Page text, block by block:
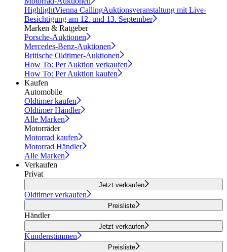
HighlightVienna CallingAuktionsveranstaltung mit Live-
Besichtigung am 12. und 13. September
Marken & Ratgeber
Porsche-Auktionen
Mercedes-Benz-Auktionen
Britische Oldtimer-Auktionen
How To: Per Auktion verkaufen
How To: Per Auktion kaufen
Kaufen
Automobile
Oldtimer kaufen
Oldtimer Händler
Alle Marken
Motorräder
Motorrad kaufen
Motorrad Händler
Alle Marken
Verkaufen
Privat
Jetzt verkaufen
Oldtimer verkaufen
Preisliste
Händler
Jetzt verkaufen
Kundenstimmen
Preisliste